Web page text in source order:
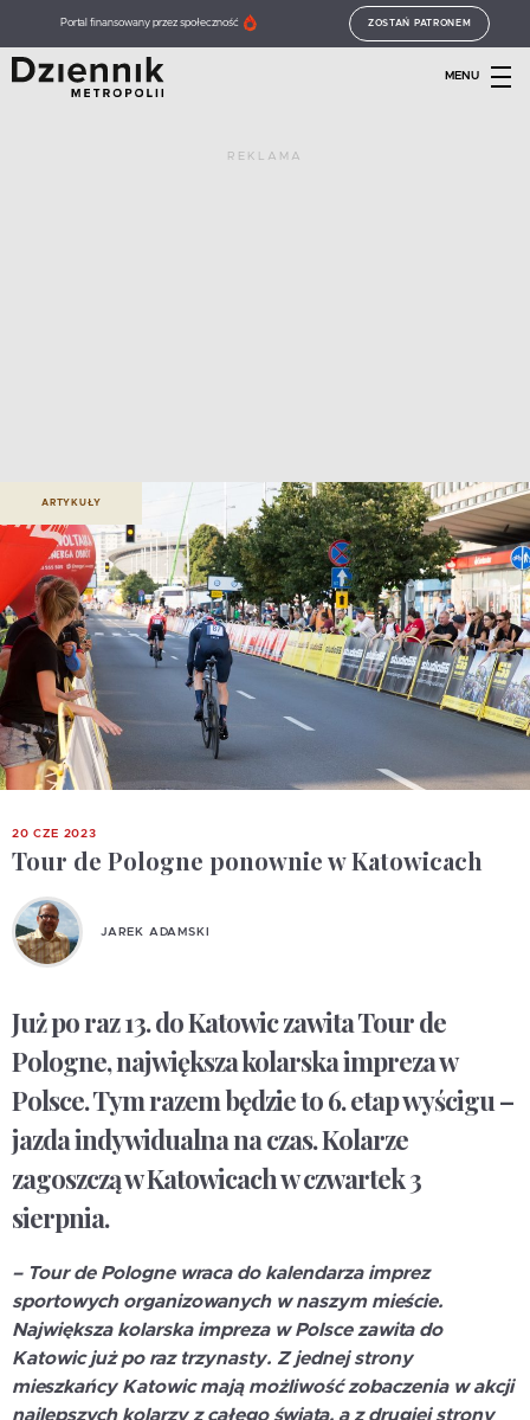
Portal finansowany przez społeczność ZOSTAŃ PATRONEM
MENU
REKLAMA
ARTYKUŁY
20 CZE 2023
Tour de Pologne ponownie w Katowicach
JAREK ADAMSKI
Już po raz 13. do Katowic zawita Tour de
Pologne, największa kolarska impreza w
Polsce. Tym razem będzie to 6. etap wyścigu –
jazda indywidualna na czas. Kolarze
zagoszczą w Katowicach w czwartek 3
sierpnia.
– Tour de Pologne wraca do kalendarza imprez
sportowych organizowanych w naszym mieście.
Największa kolarska impreza w Polsce zawita do
Katowic już po raz trzynasty. Z jednej strony
mieszkańcy Katowic mają możliwość zobaczenia w akcji
najlepszych kolarzy z całego świata, a z drugiej strony